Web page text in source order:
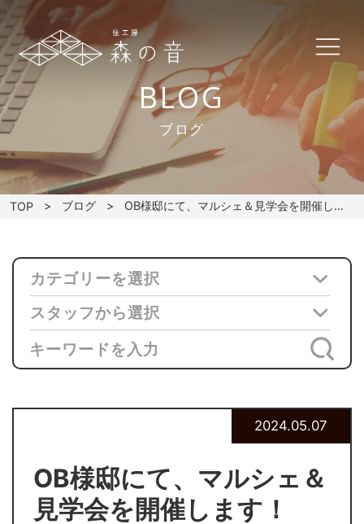
BLOG
ブログ
TOP ブログ OB様邸にて、マルシェ＆見学会を開催します！
OB様邸にて、マルシェ＆
見学会を開催します！
2024.05.07